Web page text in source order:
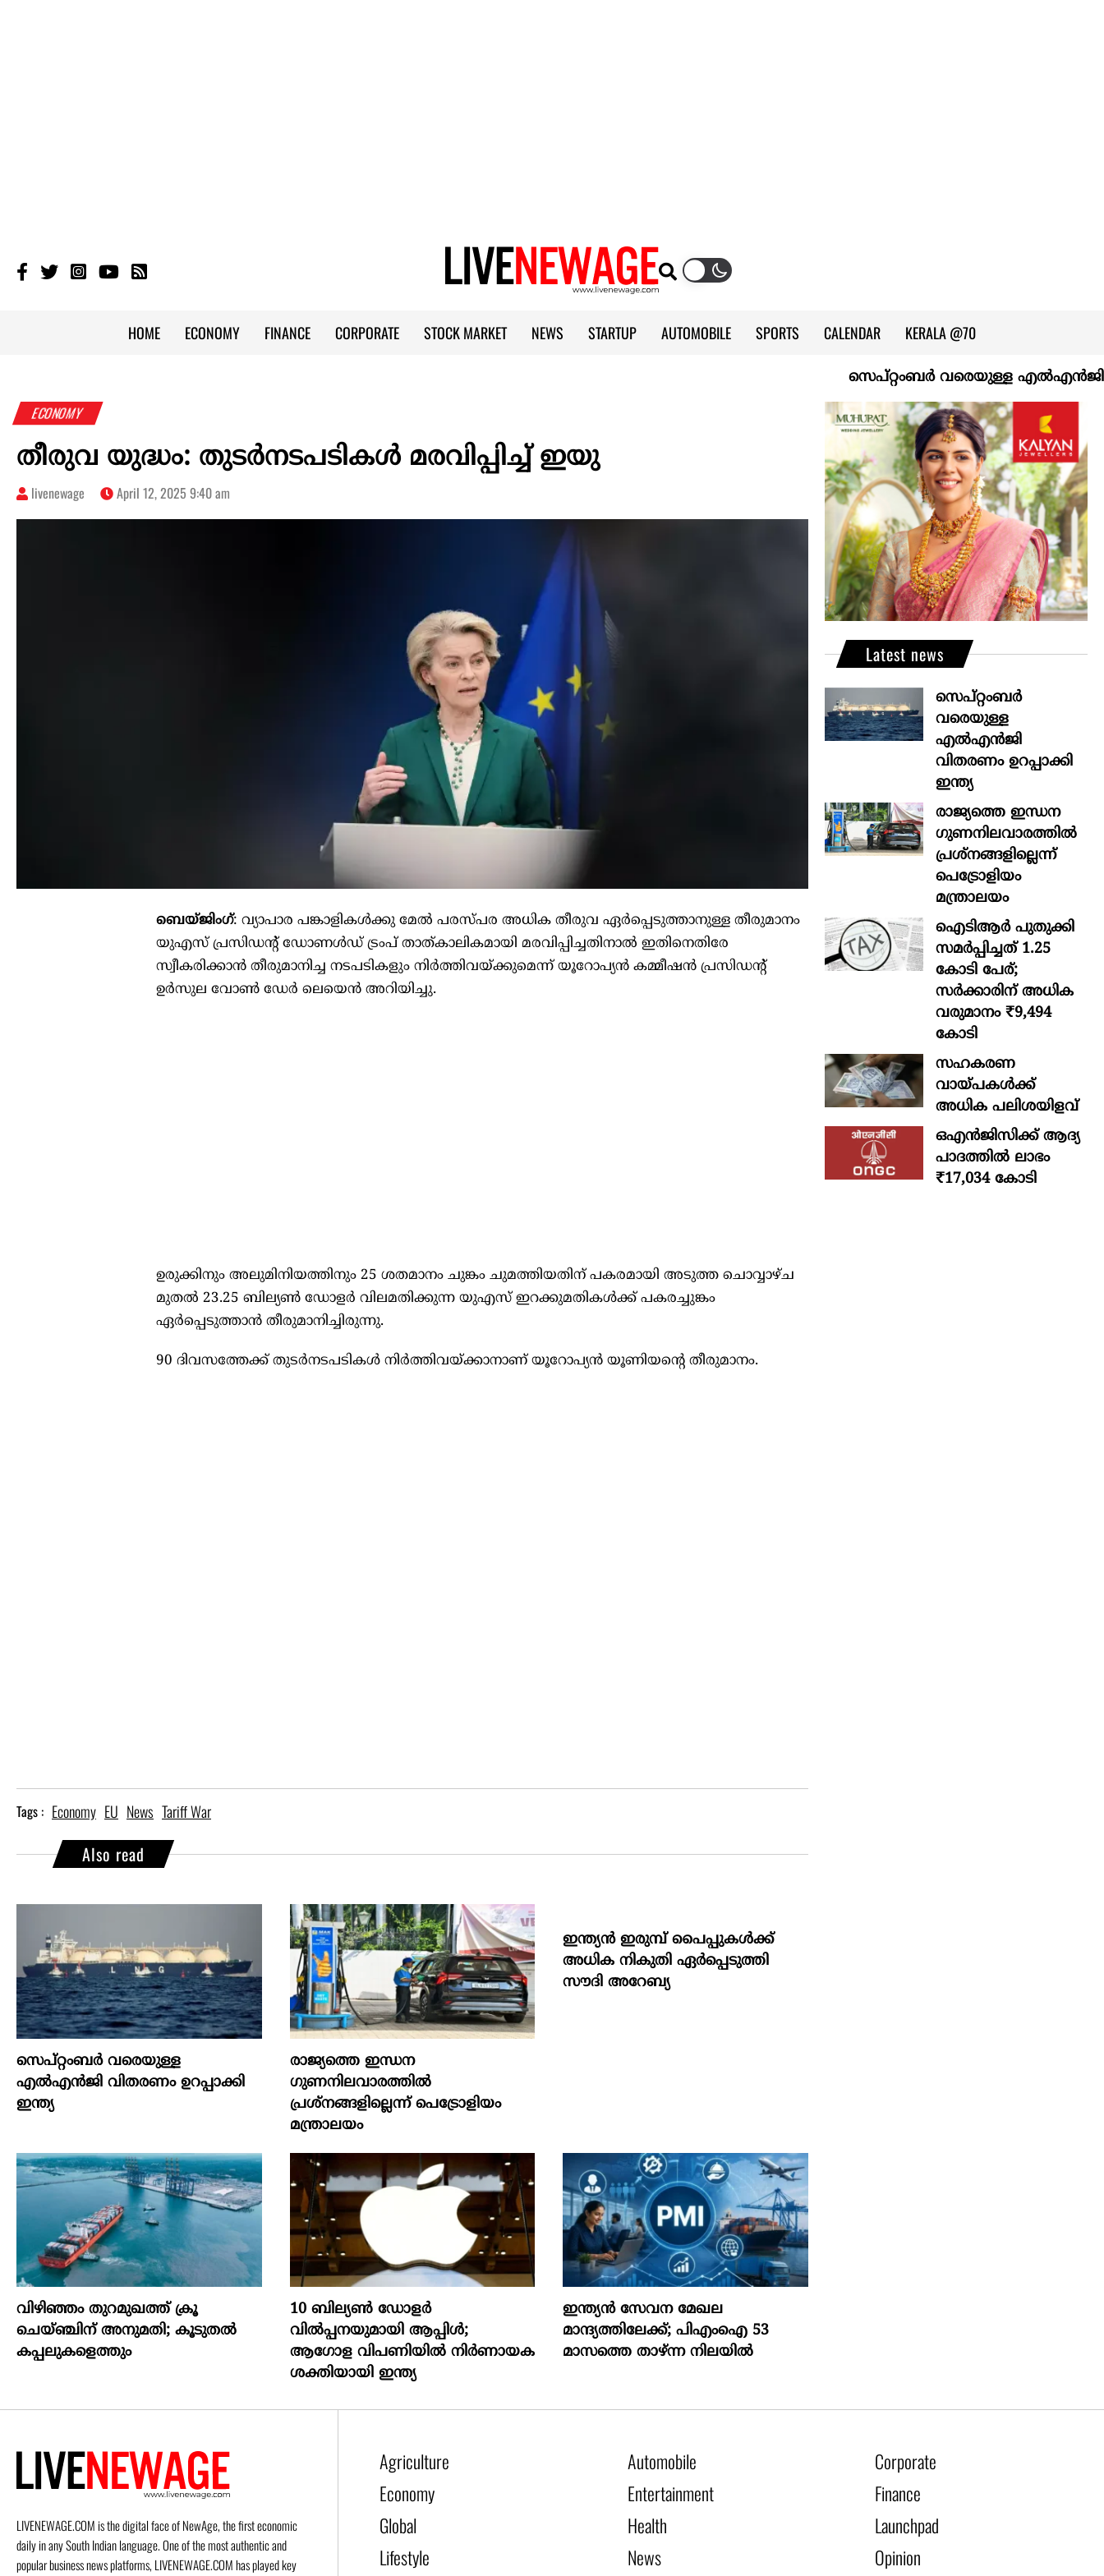
HOME ECONOMY FINANCE CORPORATE STOCK MARKET NEWS STARTUP AUTOMOBILE SPORTS CALENDAR KERALA @70
സെപ്റ്റംബർ വരെയുള്ള എൽഎൻജി
ECONOMY
തീരുവ യുദ്ധം: തുടർനടപടികൾ മരവിപ്പിച്ച് ഇയു
livenewage April 12, 2025 9:40 am
ബെയ്ജിംഗ്: വ്യാപാര പങ്കാളികൾക്കു മേൽ പരസ്പര അധിക തീരുവ ഏർപ്പെടുത്താനുള്ള തീരുമാനം
യുഎസ് പ്രസിഡന്‍റ് ഡോണൾഡ് ട്രംപ് താത്കാലികമായി മരവിപ്പിച്ചതിനാൽ ഇതിനെതിരേ
സ്വീകരിക്കാൻ തീരുമാനിച്ച നടപടികളും നിർത്തിവയ്ക്കുമെന്ന് യൂറോപ്യൻ കമ്മീഷൻ പ്രസിഡന്‍റ്
ഉർസുല വോണ്‍ ഡേർ ലെയെൻ അറിയിച്ചു.
ഉരുക്കിനും അലുമിനിയത്തിനും 25 ശതമാനം ചുങ്കം ചുമത്തിയതിന് പകരമായി അടുത്ത ചൊവ്വാഴ്ച
മുതൽ 23.25 ബില്യണ്‍ ഡോളർ വിലമതിക്കുന്ന യുഎസ് ഇറക്കുമതികൾക്ക് പകരച്ചുങ്കം
ഏർപ്പെടുത്താൻ തീരുമാനിച്ചിരുന്നു.
90 ദിവസത്തേക്ക് തുടർനടപടികൾ നിർത്തിവയ്ക്കാനാണ് യൂറോപ്യൻ യൂണിയന്‍റെ തീരുമാനം.
Tags : Economy EU News Tariff War
Also read
സെപ്റ്റംബർ വരെയുള്ള
എൽഎൻജി വിതരണം ഉറപ്പാക്കി
ഇന്ത്യ
രാജ്യത്തെ ഇന്ധന
ഗുണനിലവാരത്തില്‍
പ്രശ്‌നങ്ങളില്ലെന്ന് പെട്രോളിയം
മന്ത്രാലയം
ഇന്ത്യൻ ഇരുമ്പ് പൈപ്പുകൾക്ക്
അധിക നികുതി ഏർപ്പെടുത്തി
സൗദി അറേബ്യ
വിഴിഞ്ഞം തുറമുഖത്ത് ക്രൂ
ചെയ്ഞ്ചിന് അനുമതി; കൂടുതൽ
കപ്പലുകളെത്തും
10 ബില്യൺ ഡോളർ
വിൽപ്പനയുമായി ആപ്പിൾ;
ആഗോള വിപണിയിൽ നിർണായക
ശക്തിയായി ഇന്ത്യ
ഇന്ത്യൻ സേവന മേഖല
മാന്ദ്യത്തിലേക്ക്; പിഎംഐ 53
മാസത്തെ താഴ്ന്ന നിലയില്‍
Latest news
സെപ്റ്റംബർ
വരെയുള്ള
എൽഎൻജി
വിതരണം ഉറപ്പാക്കി
ഇന്ത്യ
രാജ്യത്തെ ഇന്ധന
ഗുണനിലവാരത്തില്‍
പ്രശ്‌നങ്ങളില്ലെന്ന്
പെട്രോളിയം
മന്ത്രാലയം
ഐടിആര്‍ പുതുക്കി
സമർപ്പിച്ചത് 1.25
കോടി പേര്;
സർക്കാരിന് അധിക
വരുമാനം ₹9,494
കോടി
സഹകരണ
വായ്പകള്‍ക്ക്
അധിക പലിശയിളവ്
ഒഎന്‍ജിസിക്ക് ആദ്യ
പാദത്തില്‍ ലാഭം
₹17,034 കോടി
LIVENEWAGE.COM is the digital face of NewAge, the first economic
daily in any South Indian language. One of the most authentic and
popular business news platforms, LIVENEWAGE.COM has played key
Agriculture Automobile
Corporate
Economy
Entertainment
Finance
Global
Health
Launchpad
Lifestyle
News Opinion